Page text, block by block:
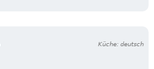
Küche: deutsch